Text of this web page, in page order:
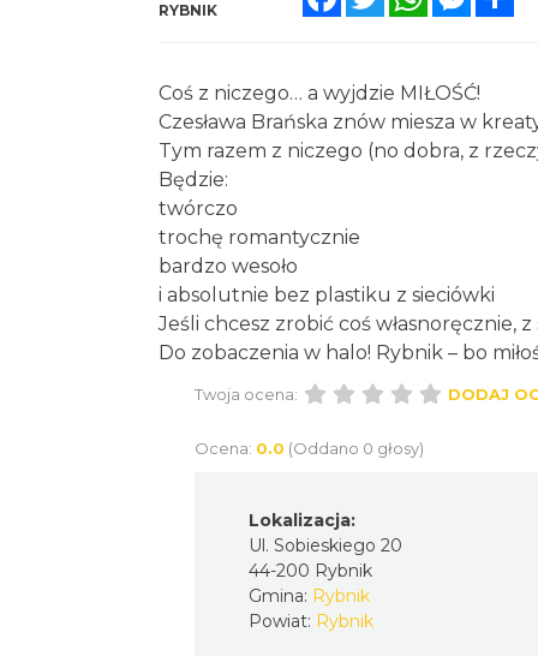
RYBNIK
Coś z niczego… a wyjdzie MIŁOŚĆ!
Czesława Brańska znów miesza w
Tym razem z niczego (no dobra, z
Będzie:
twórczo
trochę romantycznie
bardzo wesoło
i absolutnie bez plastiku z sieciówki
Jeśli chcesz zrobić coś własnoręcznie,
Do zobaczenia w halo! Rybnik – bo
Twoja ocena: DODAJ
Ocena: 0.0 (Oddano 0 głosy)
Lokalizacja:
Ul. Sobieskiego 20
44-200 Rybnik
Gmina: Rybnik
Powiat: Rybnik